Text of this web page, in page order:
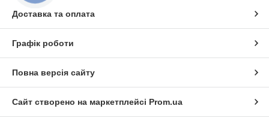
Доставка та оплата
Графік роботи
Повна версія сайту
Сайт створено на маркетплейсі Prom.ua